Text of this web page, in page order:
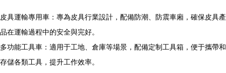
皮具運輸專用車：專為皮具行業設計，配備防潮、防震車廂，確保皮具產
品在運輸過程中的安全與完好。
多功能工具車：適用于工地、倉庫等場景，配備定制工具箱，便于攜帶和
存儲各類工具，提升工作效率。